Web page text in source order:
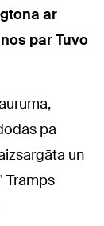
ar
par Tuvo
pa
un
Tramps